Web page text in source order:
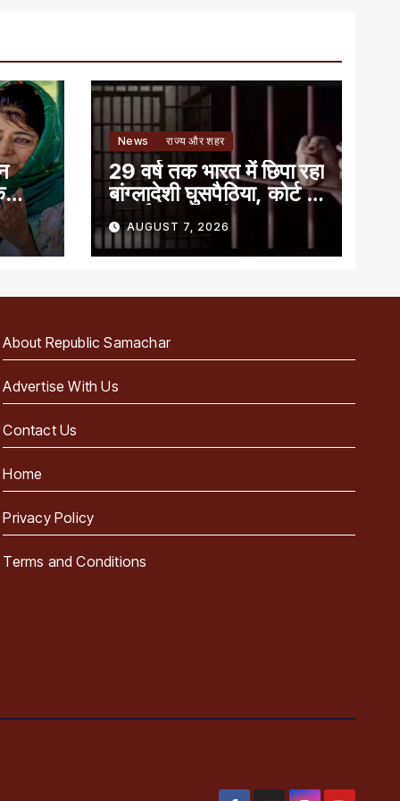
News राज्य और शहर
29 वर्ष तक भारत में छिपा रहा
बांग्लादेशी घुसपैठिया, कोर्ट ने
सुनाई 7 साल की सजा
AUGUST 7, 2026
About Republic Samachar
Advertise With Us
Contact Us
Home
Privacy Policy
Terms and Conditions